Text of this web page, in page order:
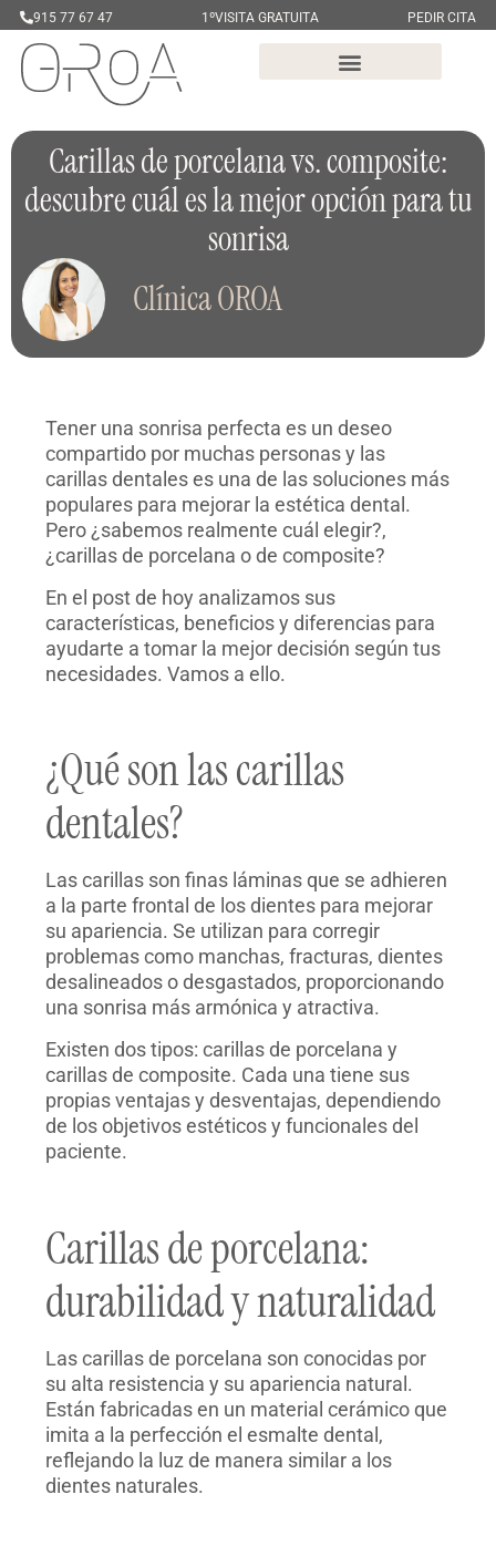
915 77 67 47 1ºVISITA GRATUITA PEDIR CITA
Carillas de porcelana vs. composite:
descubre cuál es la mejor opción para tu
sonrisa
Clínica OROA
Tener una sonrisa perfecta es un deseo
compartido por muchas personas y las
carillas dentales es una de las soluciones más
populares para mejorar la estética dental.
Pero ¿sabemos realmente cuál elegir?,
¿carillas de porcelana o de composite?
En el post de hoy analizamos sus
características, beneficios y diferencias para
ayudarte a tomar la mejor decisión según tus
necesidades. Vamos a ello.
¿Qué son las carillas
dentales?
Las carillas son finas láminas que se adhieren
a la parte frontal de los dientes para mejorar
su apariencia. Se utilizan para corregir
problemas como manchas, fracturas, dientes
desalineados o desgastados, proporcionando
una sonrisa más armónica y atractiva.
Existen dos tipos: carillas de porcelana y
carillas de composite. Cada una tiene sus
propias ventajas y desventajas, dependiendo
de los objetivos estéticos y funcionales del
paciente.
Carillas de porcelana:
durabilidad y naturalidad
Las carillas de porcelana son conocidas por
su alta resistencia y su apariencia natural.
Están fabricadas en un material cerámico que
imita a la perfección el esmalte dental,
reflejando la luz de manera similar a los
dientes naturales.